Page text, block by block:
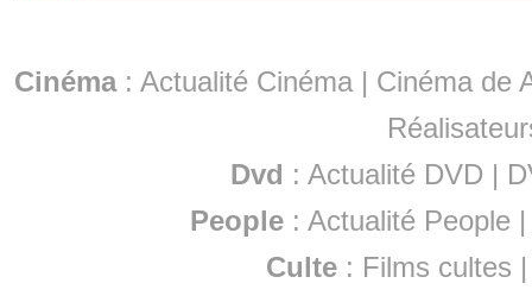
Cinéma: Actualité Cinéma | Cinéma de
Dvd : Actualité DVD |
People :Actualité People
Culte : Films cultes